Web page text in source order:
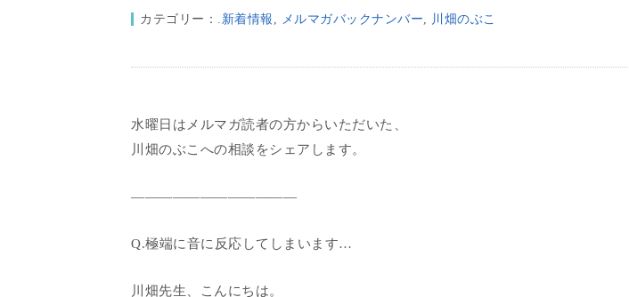
カテゴリー： .新着情報 , メルマガバックナンバー, 川畑のぶこ
水曜日はメルマガ読者の方からいただいた、
川畑のぶこへの相談をシェアします。
————————————
Q.極端に音に反応してしまいます…
川畑先生、こんにちは。